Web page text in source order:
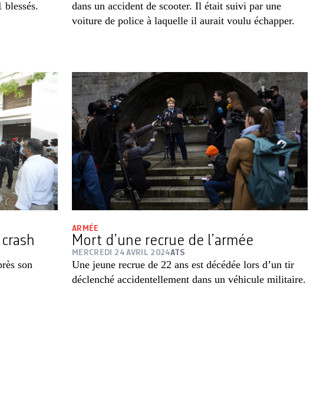
dans un accident de scooter. Il était suivi par une
voiture de police à laquelle il aurait voulu échapper.
son
ARMÉE
Mort d’une recrue de l’armée
MERCREDI 24 AVRIL 2024ATS
Une jeune recrue de 22 ans est décédée lors d’un tir
déclenché accidentellement dans un véhicule militaire.